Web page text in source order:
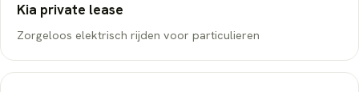
Kia private lease
Zorgeloos elektrisch rijden voor particulieren